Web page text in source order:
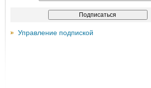
Управление подпиской